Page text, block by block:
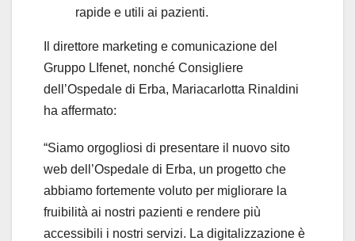
rapide e utili ai pazienti.
Il direttore marketing e comunicazione del
Gruppo LIfenet, nonché Consigliere
dell’Ospedale di Erba, Mariacarlotta Rinaldini
ha affermato:
“Siamo orgogliosi di presentare il nuovo sito
web dell’Ospedale di Erba, un progetto che
abbiamo fortemente voluto per migliorare la
fruibilità ai nostri pazienti e rendere più
accessibili i nostri servizi. La digitalizzazione è